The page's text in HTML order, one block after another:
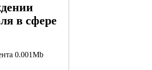
в сфере
0.001Mb